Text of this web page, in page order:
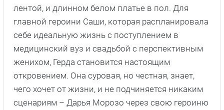
лентой, и длинном белом платье в пол. Для
главной героини Саши, которая распланировала
себе идеальную жизнь с поступлением в
медицинский вуз и свадьбой с перспективным
женихом, Герда становится настоящим
откровением. Она суровая, но честная, знает,
чего хочет от жизни, и не подчиняется никаким
сценариям – Дарья Морозо через свою героиню